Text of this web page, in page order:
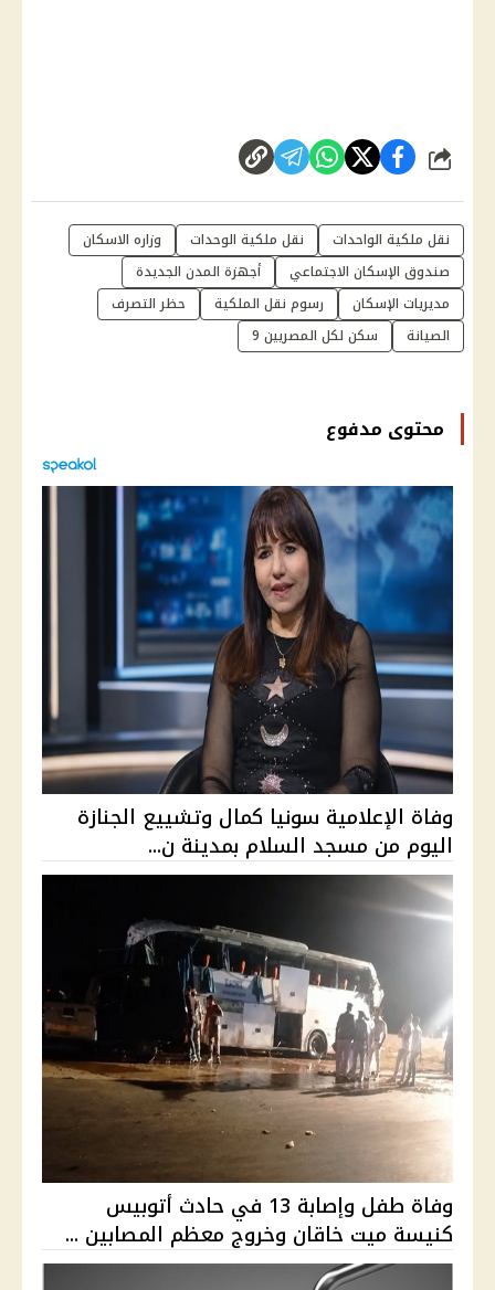
شارك
نقل ملكية الواحدات نقل ملكية الوحدات
وزاره الاسكان
صندوق الإسكان الاجتماعي
أجهزة المدن الجديدة
مديريات الإسكان
رسوم نقل الملكية
حظر التصرف
الصيانة
سكن لكل المصريين 9
محتوى مدفوع
وفاة الإعلامية سونيا كمال وتشييع الجنازة
اليوم من مسجد السلام بمدينة ن...
وفاة طفل وإصابة 13 في حادث أتوبيس
كنيسة ميت خاقان وخروج معظم المصابين ...